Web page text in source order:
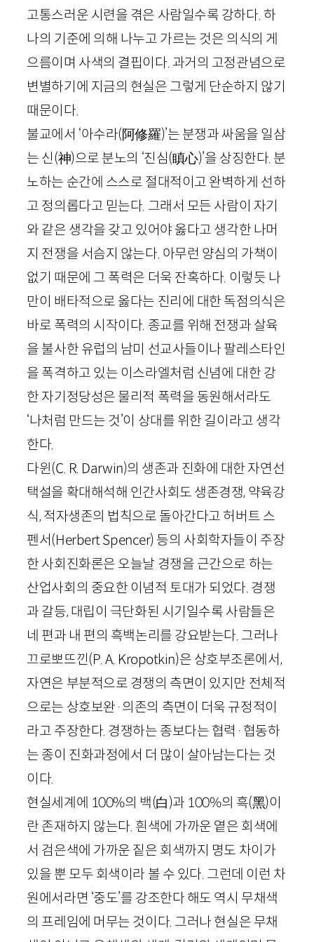
고통스러운 시련을 겪은 사람일수록 강하다. 하
나의 기준에 의해 나누고 가르는 것은 의식의 게
으름이며 사색의 결핍이다. 과거의 고정관념으로
변별하기에 지금의 현실은 그렇게 단순하지 않기
때문이다.
불교에서 ‘아수라(阿修羅)’는 분쟁과 싸움을 일삼
는 신(神)으로 분노의 ‘진심(瞋心)’을 상징한다. 분
노하는 순간에 스스로 절대적이고 완벽하게 선하
고 정의롭다고 믿는다. 그래서 모든 사람이 자기
와 같은 생각을 갖고 있어야 옳다고 생각한 나머
지 전쟁을 서슴지 않는다. 아무런 양심의 가책이
없기 때문에 그 폭력은 더욱 잔혹하다. 이렇듯 나
만이 배타적으로 옳다는 진리에 대한 독점의식은
바로 폭력의 시작이다. 종교를 위해 전쟁과 살육
을 불사한 유럽의 남미 선교사들이나 팔레스타인
을 폭격하고 있는 이스라엘처럼 신념에 대한 강
한 자기정당성은 물리적 폭력을 동원해서라도
‘나처럼 만드는 것’이 상대를 위한 길이라고 생각
한다.
다윈(C. R. Darwin)의 생존과 진화에 대한 자연선
택설을 확대해석해 인간사회도 생존경쟁, 약육강
식, 적자생존의 법칙으로 돌아간다고 허버트 스
펜서(HerbertSpencer) 등의 사회학자들이 주장
한 사회진화론은 오늘날 경쟁을 근간으로 하는
산업사회의 중요한 이념적 토대가 되었다. 경쟁
과 갈등, 대립이 극단화된 시기일수록 사람들은
네 편과 내 편의 흑백논리를 강요받는다. 그러나
끄로뽀뜨낀(P.A. Kropotkin)은 상호부조론에서,
자연은 부분적으로 경쟁의 측면이 있지만 전체적
으로는 상호보완 ·의존의 측면이 더욱 규정적이
라고 주장한다. 경쟁하는 종보다는 협력 · 협동하
는 종이 진화과정에서 더 많이 살아남는다는 것
이다.
현실세계에 100%의 백(白)과 100%의 흑(黑)이
란 존재하지 않는다. 흰색에 가까운 옅은 회색에
서 검은색에 가까운 짙은 회색까지 명도 차이가
있을 뿐 모두 회색이라 볼 수 있다. 그런데 이런 차
원에서라면 ‘중도’를 강조한다 해도 역시 무채색
의 프레임에 머무는 것이다. 그러나 현실은 무채